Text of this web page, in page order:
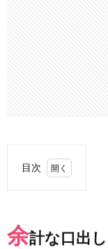
目次
1.
出し
は優
余計な口出